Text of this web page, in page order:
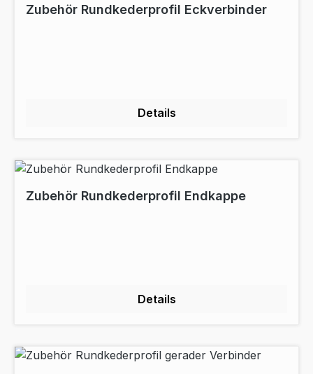
Zubehör Rundkederprofil Eckverbinder
Details
Zubehör Rundkederprofil Endkappe
Details